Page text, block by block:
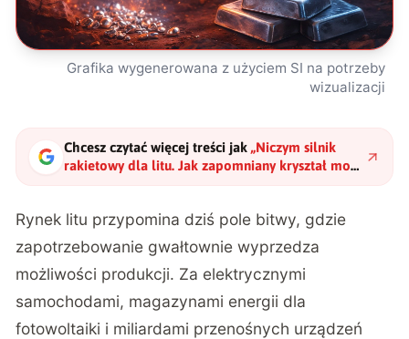
Grafika wygenerowana z użyciem SI na potrzeby
wizualizacji
Chcesz czytać więcej treści jak „Niczym silnik
rakietowy dla litu. Jak zapomniany kryształ może
uratować rynek?"?
Rynek litu przypomina dziś pole bitwy, gdzie
zapotrzebowanie gwałtownie wyprzedza
możliwości produkcji. Za elektrycznymi
samochodami, magazynami energii dla
fotowoltaiki i miliardami przenośnych urządzeń